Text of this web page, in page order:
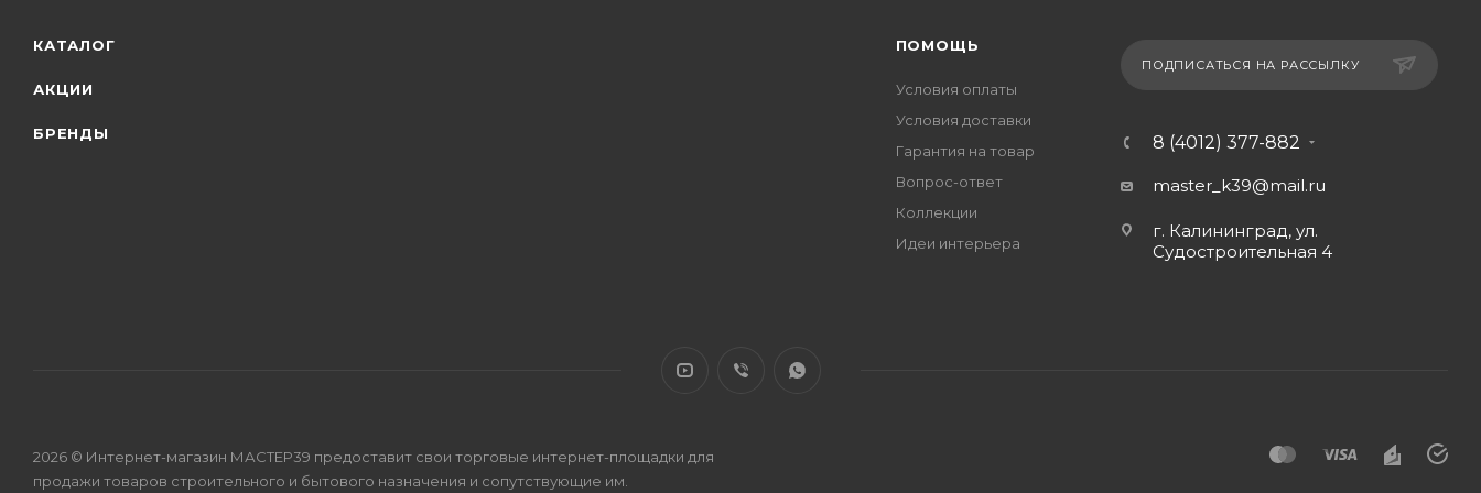
КАТАЛОГ
АКЦИИ
БРЕНДЫ
ПОМОЩЬ
Условия оплаты
Условия доставки
Гарантия на товар
Вопрос-ответ
Коллекции
Идеи интерьера
ПОДПИСАТЬСЯ НА РАССЫЛКУ
8 (4012) 377-882
master_k39@mail.ru
г. Калининград, ул.
Судостроительная 4
2026 © Интернет-магазин МАСТЕР39 предоставит свои торговые интернет-площадки для
продажи товаров строительного и бытового назначения и сопутствующие им.